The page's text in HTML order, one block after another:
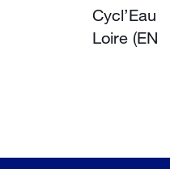
Cycl’Eau
Loire (EN)